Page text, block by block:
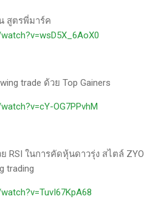
สูตรพี่มาร์ค
trade ด้วย Top Gainers
OG7PPvhM
RSI ในการคัดหุ้นดาวรุ่ง สไตล์ ZYO
trading